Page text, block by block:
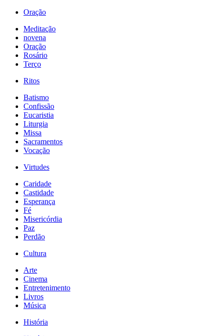
Oração
Meditação
novena
Oração
Rosário
Terço
Ritos
Batismo
Confissão
Eucaristia
Liturgia
Missa
Sacramentos
Vocação
Virtudes
Caridade
Castidade
Esperança
Fé
Misericórdia
Paz
Perdão
Cultura
Arte
Cinema
Entretenimento
Livros
Música
História